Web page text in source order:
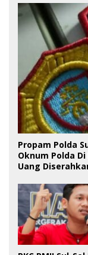
Propam Polda
Oknum Polda
Uang